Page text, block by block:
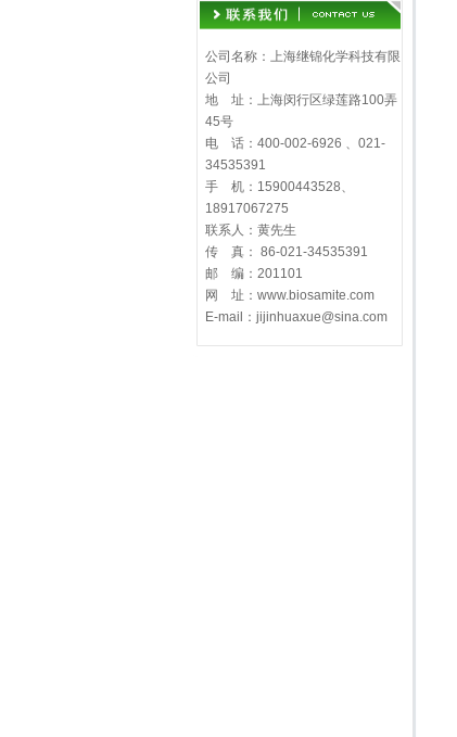
公司名称：上海继锦化学科技有限
公司
地 址：上海闵行区绿莲路100弄
45号
电 话：400-002-6926 、021-
34535391
手 机：15900443528、
18917067275
联系人：黄先生
传 真： 86-021-34535391
邮 编：201101
网 址：www.biosamite.com
E-mail：jijinhuaxue@sina.com